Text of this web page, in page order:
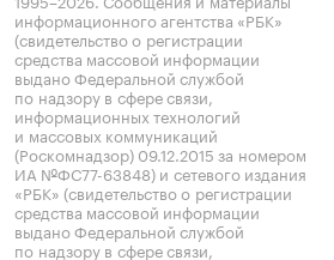
информационного агентства «РБК»
(свидетельство о регистрации
средства массовой информации
выдано Федеральной службой
по надзору в сфере связи,
информационных технологий
и массовых коммуникаций
(Роскомнадзор) 09.12.2015 за номером
ИА №ФС77-63848) и сетевого издания
«РБК» (свидетельство о регистрации
средства массовой информации
выдано Федеральной службой
по надзору в сфере связи,